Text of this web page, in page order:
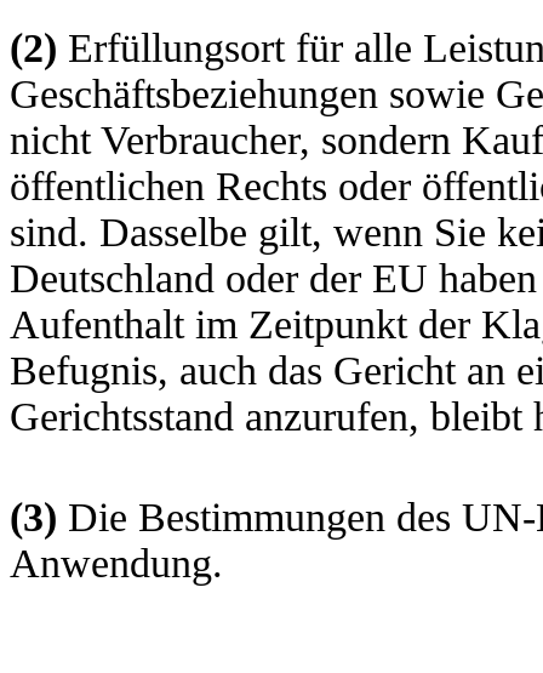
(2) Erfüllungsort für alle
Geschäftsbeziehungen sowie
nicht Verbraucher, sondern
öffentlichen Rechts oder
sind. Dasselbe gilt, wenn Sie
Deutschland oder der EU
Aufenthalt im Zeitpunkt der
Befugnis, auch das Gericht an
Gerichtsstand anzurufen, bleibt
(3) Die Bestimmungen des
Anwendung.